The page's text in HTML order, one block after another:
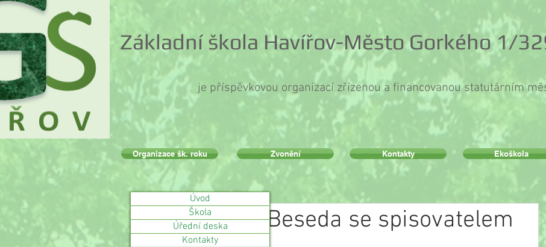
Základní škola Havířov-Město Gorkého 1/
je příspěvkovou organizací zřízenou a financovanou statutárním
Beseda se spisovatelem
Organizace šk. roku Zvonění Kontakty Ekoškola
Úvod
Škola
Úřední deska
Kontakty